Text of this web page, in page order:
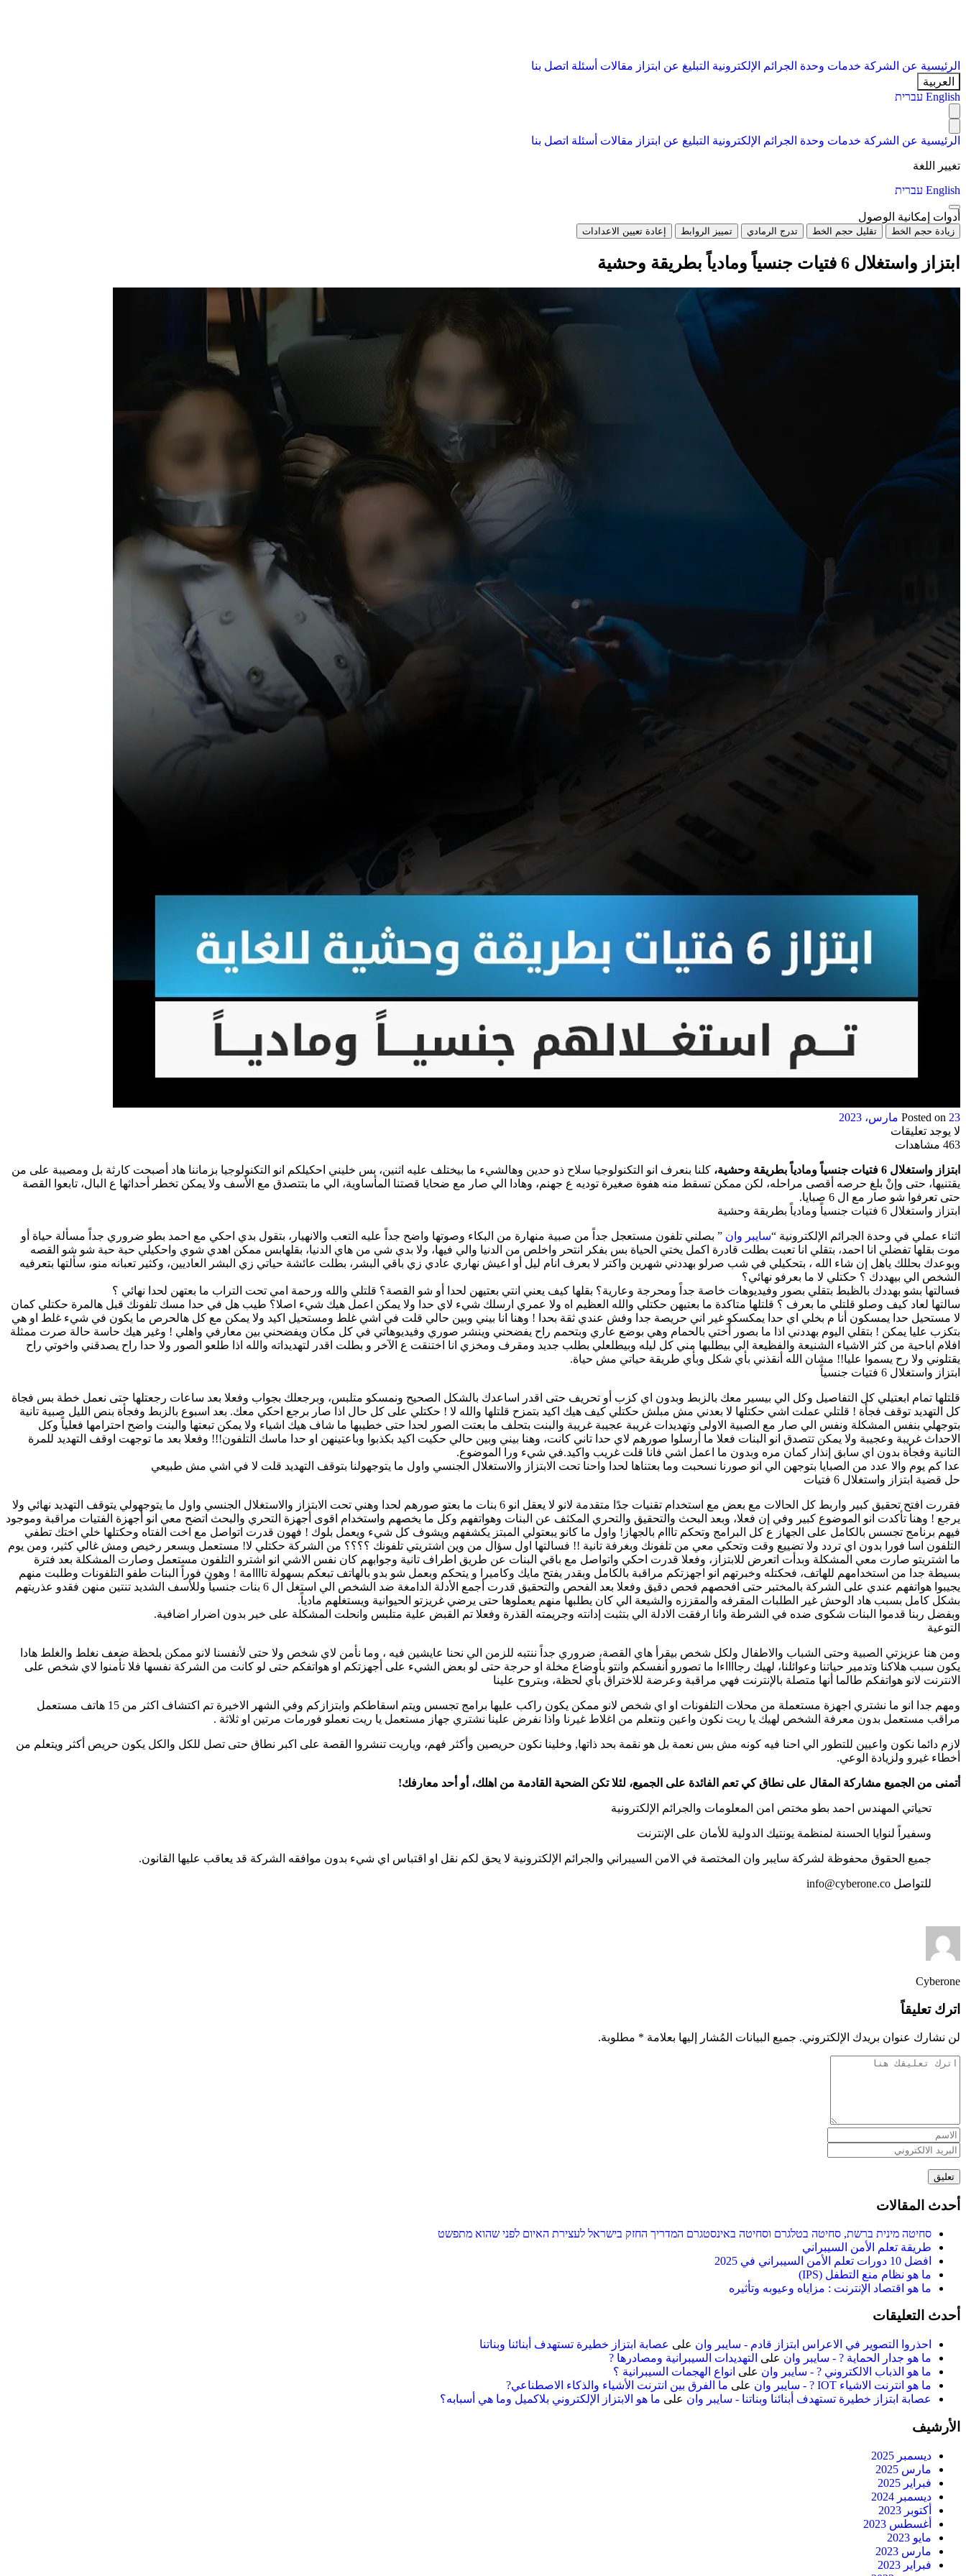
الرئيسية عن الشركة خدمات وحدة الجرائم الإلكترونية التبليغ عن ابتزاز مقالات أسئلة اتصل بنا
العربية
English עברית
الرئيسية عن الشركة خدمات وحدة الجرائم الإلكترونية التبليغ عن ابتزاز مقالات أسئلة اتصل بنا
تغيير اللغة
English עברית
أدوات إمكانية الوصول
زيادة حجم الخط تقليل حجم الخط تدرج الرمادي تمييز الروابط إعادة تعيين الاعدادات
ابتزاز واستغلال 6 فتيات جنسياً ومادياً بطريقة وحشية
Posted on 23 مارس، 2023
لا يوجد تعليقات
463 مشاهدات
ابتزاز واستغلال 6 فتيات جنسياً ومادياً بطريقة وحشية،
كلنا بنعرف انو التكنولوجيا سلاح ذو حدين وهالشيء ما بيختلف عليه اثنين، بس خليني احكيلكم انو التكنولوجيا بزماننا هاد أصبحت كارثة بل ومصيبة على من
يقتنيها، حتى وإنْ بلغ حرصه أقصى مراحله، لكن ممكن تسقط منه هفوة صغيرة توديه ع جهنم، وهادا الي صار مع ضحايا قصتنا المأساوية، الي ما بتتصدق مع الأسف ولا يمكن تخطر أحداثها ع البال، تابعوا القصة
حتى تعرفوا شو صار مع ال 6 صبايا.
ابتزاز واستغلال 6 فتيات جنسياً ومادياً بطريقة وحشية
اثناء عملي في وحدة الجرائم الإلكترونية “سايبر وان ” بصلني تلفون مستعجل جداً من صبية منهارة من البكاء وصوتها واضح جداً عليه التعب والانهيار، بتقول بدي احكي مع احمد بطو ضروري جداً مسألة حياة أو
موت بقلها تفضلي انا احمد، بتقلي انا تعبت بطلت قادرة اكمل يختي الحياة بس بفكر انتحر واخلص من الدنيا والي فيها، ولا بدي شي من هاي الدنيا، بقلهابس ممكن اهدي شوي واحكيلي حبة حبة شو شو القصه
وبوعدك بحللك ياهل إن شاء الله ، بتحكيلي في شب صرلو بهددني شهرين واكتر لا بعرف انام ليل أو اعيش نهاري عادي زي باقي البشر، بطلت عائشة حياتي زي البشر العاديين، وكثير تعبانه منو، سألتها بتعرفيه
الشخص الي بيهددك ؟ حكتلي لا ما بعرفو نهائي؟
فسالتها بشو بهددك بالظبط بتقلي بصور وفيديوهات خاصة جداً ومحرجة وعارية؟ بقلها كيف يعني انتي بعتيهن لحدا أو شو القصة؟ قلتلي والله ورحمة امي تحت التراب ما بعتهن لحدا نهائي ؟
سالتها لعاد كيف وصلو قلتلي ما بعرف ؟ قلتلها متاكدة ما بعتيهن حكتلي والله العظيم اه ولا عمري ارسلك شيء لاي حدا ولا يمكن اعمل هيك شيء اصلا؟ طيب هل في حدا مسك تلفونك قبل هالمرة حكتلي كمان
لا مستحيل حدا يمسكون أنا م بخلي اي حدا يمكسكو غير اني حريصة جدا وفش عندي ثقة بحدا ! وهنا انا بيني وبين حالي قلت في اشي غلط ومستحيل اكيد ولا يمكن مع كل هالحرص ما يكون في شيء غلط او هي
بتكزب عليا يمكن ! بتقلي اليوم بهددني اذا ما بصور أختي بالحمام وهي بوضع عاري وبتحمم راح يفضحني وينشر صوري وفيديوهاتي في كل مكان ويفضحني بين معارفي واهلي ! وغير هيك حاسة حالة صرت ممثلة
افلام اباحية من كثر الاشياء الشنيعة والفظيعة الي بيطلبها مني كل ليله وبيطلعلي بطلب جديد ومقرف ومخزي انا اختنقت ع الآخر و بطلت اقدر لتهديداته والله اذا طلعو الصور ولا حدا راح يصدقني واخوتي راح
يقتلوني ولا رح يسموا عليا!! مشان الله أنقذني بأي شكل وبأي طريقة حياتي مش حياة.
ابتزاز واستغلال 6 فتيات جنسياً
قلتلها تمام ابعتيلي كل التفاصيل وكل الي بيسير معك بالزبط وبدون اي كزب أو تحريف حتى اقدر اساعدك بالشكل الصحيح ونمسكو متلبس، وبرجعلك بجواب وفعلا بعد ساعات رجعتلها حتى نعمل خطة بس فجاة
كل التهديد توقف فجأة ! قلتلي عملت اشي حكتلها لا بعدني مش مبلش حكتلي كيف هيك اكيد بتمزح قلتلها والله لا ! حكتلي على كل حال اذا صار برجع احكي معك. بعد اسبوع بالزبط وفجأة بنص الليل صبية تانية
بتوجهلي بنفس المشكلة ونفس الي صار مع الصبية الاولى وتهديدات غريبة عجيبة غريبة والبنت بتحلف ما بعتت الصور لحدا حتى خطيبها ما شاف هيك اشياء ولا يمكن تبعتها والبنت واضح احترامها فعلياً وكل
الاحداث غريبة وعجيبة ولا يمكن تتصدق انو البنات فعلا ما أرسلوا صورهم لاي حدا تاني كانت، وهنا بيني وبين حالي حكيت اكيد بكذبوا وباعتينهن او حدا ماسك التلفون!!! وفعلا بعد ما توجهت اوقف التهديد للمرة
التانية وفجأة بدون اي سابق إنذار كمان مره وبدون ما اعمل اشي فانا قلت غريب واكيد.في شيء ورا الموضوع.
عدا كم يوم والا عدد من الصبايا بتوجهن الي انو صورنا نسحبت وما بعتناها لحدا واحنا تحت الابتزاز والاستغلال الجنسي واول ما يتوجهولنا بتوقف التهديد قلت لا في اشي مش طبيعي
حل قضية ابتزاز واستغلال 6 فتيات
فقررت افتح تحقيق كبير واربط كل الحالات مع بعض مع استخدام تقنيات جدًا متقدمة لانو لا يعقل انو 6 بنات ما بعتو صورهم لحدا وهني تحت الابتزاز والاستغلال الجنسي واول ما يتوجهولي يتوقف التهديد نهائي ولا
يرجع ! وهنا تأكدت انو الموضوع كبير وفي إن فعلا، وبعد البحث والتحقيق والتحري المكثف عن البنات وهواتفهم وكل ما يخصهم واستخدام اقوى أجهزة التحري والبحث اتضح معي انو أجهزة الفتيات مراقبة وموجود
فيهم برنامج تجسس بالكامل على الجهاز ع كل البرامج وتحكم تااام بالجهاز! واول ما كانو يبعتولي المبتز يكشفهم ويشوف كل شيء ويعمل بلوك ! فهون قدرت اتواصل مع اخت الفتاه وحكتلها خلي اختك تطفي
التلفون اسا فورا بدون اي تردد ولا تضييع وقت وتحكي معي من تلفونك وبغرفة تانية !! فسالتها اول سؤال من وين اشتريتي تلفونك ؟؟؟؟ من الشركة حكتلي لا! مستعمل وبسعر رخيص ومش غالي كثير، ومن يوم
ما اشتريتو صارت معي المشكلة وبدأت اتعرض للابتزاز، وفعلا قدرت احكي واتواصل مع باقي البنات عن طريق اطراف تانية وجوابهم كان نفس الاشي انو اشترو التلفون مستعمل وصارت المشكلة بعد فترة
بسيطة جدا من استخدامهم للهاتف، فحكتله وخبرتهم انو اجهزتكم مراقبة بالكامل وبقدر يفتح مايك وكاميرا و يتحكم وبعمل شو بدو بالهاتف تبعكم بسهولة تاااامة ! وهون فوراً البنات طفو التلفونات وطلبت منهم
يجيبوا هواتفهم عندي على الشركة بالمختبر حتى افحصهم فحص دقيق وفعلا بعد الفحص والتحقيق قدرت أجمع الأدلة الدامغة ضد الشخص الي استغل ال 6 بنات جنسياً وللأسف الشديد تنتين منهن فقدو عذريتهم
بشكل كامل بسبب هاد الوحش غير الطلبات المقرفه والمقززه والشيعة الي كان يطلبها منهم يعملوها حتى يرضي غريزتو الحيوانية ويستغلهم مادياً.
وبفضل ربنا قدموا البنات شكوى ضده في الشرطة وانا ارفقت الادلة الي بتثبت إدانته وجريمته القذرة وفعلا تم القبض علية متلبس وانحلت المشكلة على خير بدون اضرار اضافية.
التوعية
ومن هنا عزيزتي الصبية وحتى الشباب والاطفال ولكل شخص بيقرأ هاي القصة، ضروري جداً ننتبه للزمن الي نحنا عايشين فيه ، وما نأمن لاي شخص ولا حتى لأنفسنا لانو ممكن بلحظة ضعف نغلط والغلط هادا
يكون سبب هلاكنا وتدمير حياتنا وعوائلنا، لهيك رجااااءا ما تصورو أنفسكم وانتو بأوضاع مخلة او حرجة حتى لو بعض الشيء على أجهزتكم او هواتفكم حتى لو كانت من الشركة نفسها فلا تأمنوا لاي شخص على
الانترنت لانو هواتفكم طالما أنها متصلة بالإنترنت فهي مراقبة وعرضة للاختراق بأي لحظة، وبتروح علينا
ومهم جدا انو ما نشتري اجهزة مستعملة من محلات التلفونات او اي شخص لانو ممكن يكون راكب عليها برامج تجسس ويتم اسقاطكم وابتزازكم وفي الشهر الاخيرة تم اكتشاف اكثر من 15 هاتف مستعمل
مراقب مستعمل بدون معرفة الشخص لهيك يا ريت نكون واعين ونتعلم من اغلاط غيرنا واذا نفرض علينا نشتري جهاز مستعمل يا ريت نعملو فورمات مرتين او ثلاثة .
لازم دائما نكون واعيين للتطور الي احنا فيه كونه مش بس نعمة بل هو نقمة بحد ذاتها, وخلينا نكون حريصين وأكثر فهم، وياريت تنشروا القصة على اكبر نطاق حتى تصل للكل والكل يكون حريص أكثر ويتعلم من
أخطاء غيرو ولزيادة الوعي.
أتمنى من الجميع مشاركة المقال على نطاق كي تعم الفائدة على الجميع، لئلا تكن الضحية القادمة من اهلك، أو أحد معارفك!
تحياتي المهندس احمد بطو مختص امن المعلومات والجرائم الإلكترونية
وسفيراً لنوايا الحسنة لمنظمة يونتيك الدولية للأمان على الإنترنت
جميع الحقوق محفوظة لشركة سايبر وان المختصة في الامن السيبراني والجرائم الإلكترونية لا يحق لكم نقل او اقتباس اي شيء بدون موافقه الشركة قد يعاقب عليها القانون.
للتواصل info@cyberone.co
Cyberone
اترك تعليقاً
لن نشارك عنوان بريدك الإلكتروني. جميع البيانات المُشار إليها بعلامة * مطلوبة.
تعليق
أحدث المقالات
סחיטה מינית ברשת, סחיטה בטלגרם וסחיטה באינסטגרם המדריך החזק בישראל לעצירת האיום לפני שהוא מתפשט
طريقة تعلم الأمن السيبراني
افضل 10 دورات تعلم الأمن السيبراني في 2025
ما هو نظام منع التطفل (IPS)
ما هو اقتصاد الإنترنت : مزاياه وعيوبه وتأثيره
أحدث التعليقات
احذروا التصوير في الاعراس ابتزاز قادم - سايبر وان على عصابة ابتزاز خطيرة تستهدف أبنائنا وبناتنا
ما هو جدار الحماية ? - سايبر وان على التهديدات السيبرانية ومصادرها ?
ما هو الذباب الالكتروني ? - سايبر وان على انواع الهجمات السيبرانية ؟
ما هو انترنت الاشياء IOT ? - سايبر وان
على ما الفرق بين انترنت الأشياء والذكاء الاصطناعي?
عصابة ابتزاز خطيرة تستهدف أبنائنا وبناتنا - سايبر وان على ما هو الابتزاز الإلكتروني بلاكميل وما هي أسبابه؟
الأرشيف
ديسمبر 2025
مارس 2025
فبراير 2025
ديسمبر 2024
أكتوبر 2023
أغسطس 2023
مايو 2023
مارس 2023
فبراير 2023